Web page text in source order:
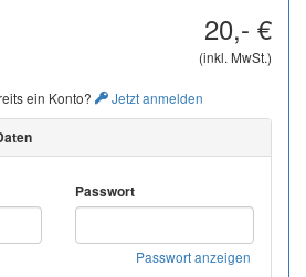
20,- €
(inkl. MwSt.)
ein Konto? Jetzt anmelden
Passwort
Passwort anzeigen